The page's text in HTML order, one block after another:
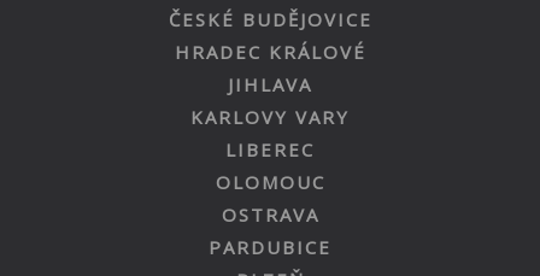
ČESKÉ BUDĚJOVICE
HRADEC KRÁLOVÉ
JIHLAVA
KARLOVY VARY
LIBEREC
OLOMOUC
OSTRAVA
PARDUBICE